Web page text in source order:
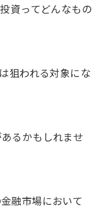
資ってどんなもの
狙われる対象にな
るかもしれませ
融市場において